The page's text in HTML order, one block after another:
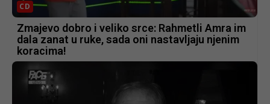
CD
Zmajevo dobro i veliko srce: Rahmetli Amra im
dala zanat u ruke, sada oni nastavljaju njenim
koracima!